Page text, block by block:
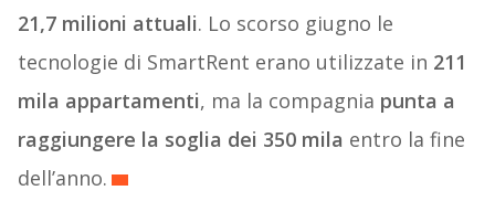
21,7 milioni attuali. Lo scorso giugno le
tecnologie di SmartRent erano utilizzate in 211
mila appartamenti, ma la compagnia punta a
raggiungere la soglia dei 350 mila entro la fine
dell’anno.